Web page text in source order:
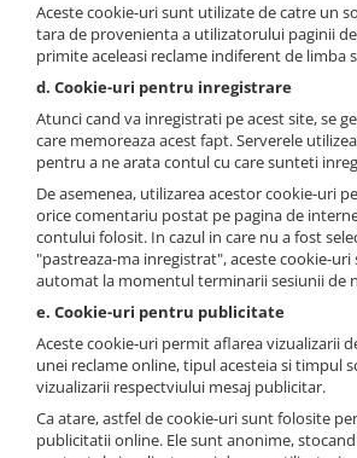
Aceste cookie-uri sunt utilizate de catre un
tara de provenienta a utilizatorului paginii
primite aceleasi reclame indiferent de limba
d. Cookie-uri pentru inregistrare
Atunci cand va inregistrati pe acest site, se
care memoreaza acest fapt. Serverele
pentru a ne arata contul cu care sunteti
De asemenea, utilizarea acestor cookie-uri
orice comentariu postat pe pagina de
contului folosit. In cazul in care nu a fost
"pastreaza-ma inregistrat", aceste cookie-uri
automat la momentul terminarii sesiunii de
e. Cookie-uri pentru publicitate
Aceste cookie-uri permit aflarea vizualizarii
unei reclame online, tipul acesteia si timpul
vizualizarii respectviului mesaj publicitar.
Ca atare, astfel de cookie-uri sunt folosite
publicitatii online. Ele sunt anonime,